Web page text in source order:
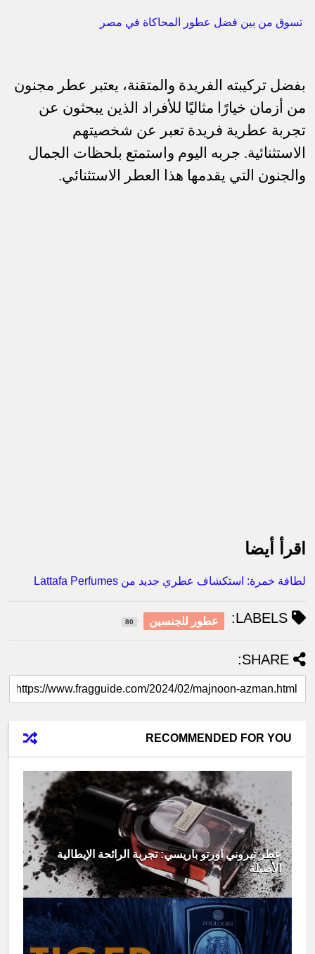
تسوق من بين فضل عطور المحاكاة في مصر
بفضل تركيبته الفريدة والمتقنة، يعتبر عطر مجنون
من أزمان خيارًا مثاليًا للأفراد الذين يبحثون عن
تجربة عطرية فريدة تعبر عن شخصيتهم
الاستثنائية. جربه اليوم واستمتع بلحظات الجمال
والجنون التي يقدمها هذا العطر الاستثنائي.
اقرأ أيضا
لطافة خمرة: استكشاف عطري جديد من Lattafa Perfumes
LABELS: عطور للجنسين 80
SHARE:
RECOMMENDED FOR YOU
عطر تيروني اورتو باريسي: تجربة الرائحة الإيطالية
الأصيلة